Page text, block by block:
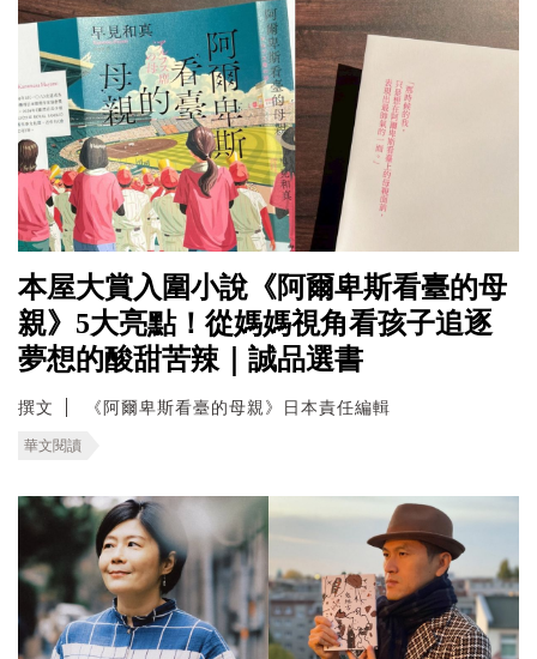
本屋大賞入圍小說《阿爾卑斯看臺的母
親》5大亮點！從媽媽視角看孩子追逐
夢想的酸甜苦辣｜誠品選書
撰文 《阿爾卑斯看臺的母親》日本責任編輯
華文閱讀